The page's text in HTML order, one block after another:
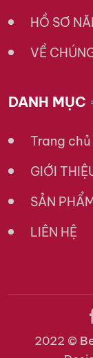
HỒ SƠ
VỀ
DANH MỤC
Trang chủ
GIỚI
SẢN
LIÊN HỆ
2022 ©